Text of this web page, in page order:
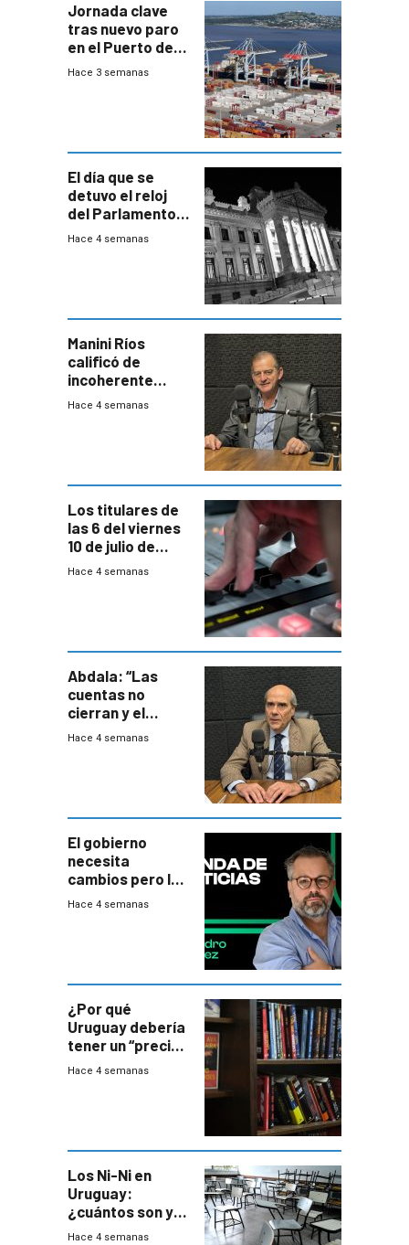
Jornada clave
tras nuevo paro
en el Puerto de
Montevideo
Hace 3 semanas
El día que se
detuvo el reloj
del Parlamento
para negociar
Hace 4 semanas
Manini Ríos
calificó de
incoherente
decisión de
Hace 4 semanas
Los titulares de
las 6 del viernes
10 de julio de
2026
Hace 4 semanas
Abdala: “Las
cuentas no
cierran y el
balance del
Hace 4 semanas
El gobierno
necesita
cambios pero los
ministros tienen
Hace 4 semanas
¿Por qué
Uruguay debería
tener un “precio
único” en los
Hace 4 semanas
Los Ni-Ni en
Uruguay:
¿cuántos son y
en dónde están?
Hace 4 semanas